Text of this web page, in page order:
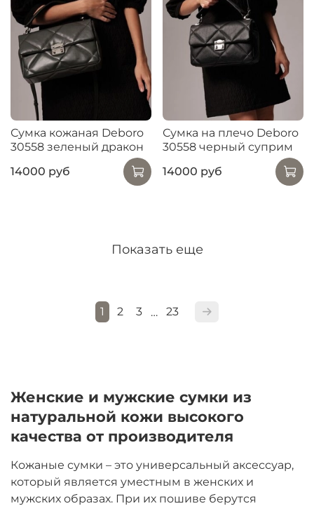
Сумка кожаная Deboro
30558 зеленый дракон
14000 руб
Сумка на плечо Deboro
30558 черный суприм
14000 руб
Показать еще
1 2 3 … 23
Женские и мужские сумки из
натуральной кожи высокого
качества от производителя
Кожаные сумки – это универсальный аксессуар,
который является уместным в женских и
мужских образах. При их пошиве берутся